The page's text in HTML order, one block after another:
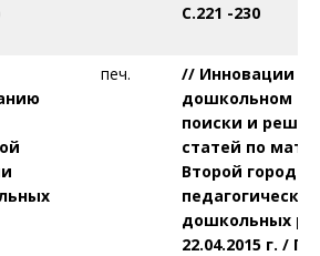
С.221 -230
печ.
// Инновации в
дошкольном
поиски и
статей по
Второй
дошкольных
22.04.2015 г. /